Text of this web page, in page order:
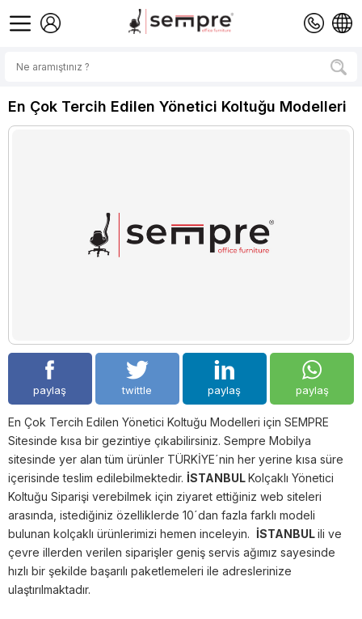
En Çok Tercih Edilen Yönetici Koltuğu Modelleri
paylaş twittle paylaş paylaş
En Çok Tercih Edilen Yönetici Koltuğu Modelleri için SEMPRE
Sitesinde kısa bir gezintiye çıkabilirsiniz. Sempre Mobilya
sitesinde yer alan tüm ürünler TÜRKİYE´nin her yerine kısa süre
içerisinde teslim edilebilmektedir. İSTANBULKolçaklı Yönetici
Koltuğu Siparişi verebilmek için ziyaret ettiğiniz web siteleri
arasında, istediğiniz özelliklerde 10´dan fazla farklı modeli
bulunan kolçaklı ürünlerimizi hemen inceleyin. İSTANBULili ve
çevre illerden verilen siparişler geniş servis ağımız sayesinde
hızlı bir şekilde başarılı paketlemeleri ile adreslerinize
ulaştırılmaktadır.